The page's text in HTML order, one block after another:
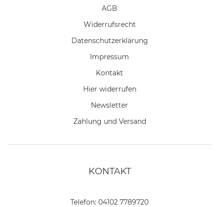
AGB
Widerrufs­recht
Daten­schutz­erklärung
Impressum
Kontakt
Hier widerrufen
Newsletter
Zahlung und Versand
KONTAKT
Telefon: 04102 7789720